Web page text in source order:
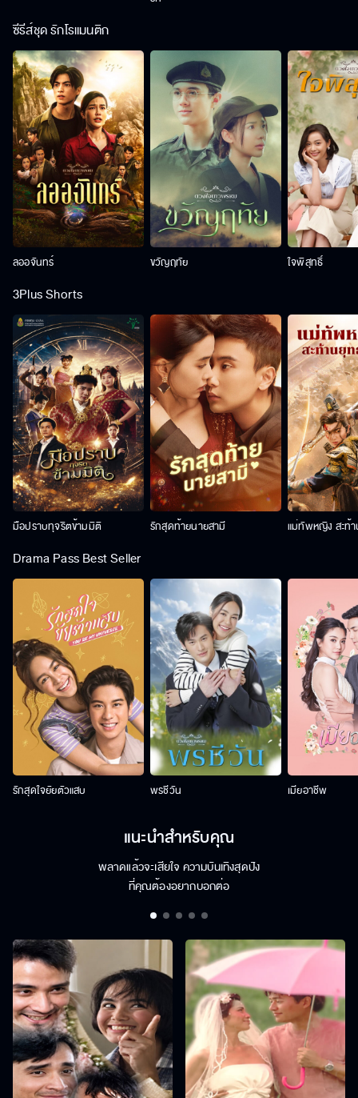
ซีรีส์ชุด รักโรแมนติก
ลออจันทร์ ขวัญฤทัย ใจพิสุทธิ์
3Plus Shorts
มือปราบทุจริตข้ามมิติ รักสุดท้ายนายสามี แม่ทัพหญิง สะท้
Drama Pass Best Seller
รักสุดใจยัยตัวแสบ พรชีวัน เมียอาชีพ
แนะนำสำหรับคุณ
พลาดแล้วจะเสียใจ ความบันเทิงสุดปัง
ที่คุณต้องอยากบอกต่อ